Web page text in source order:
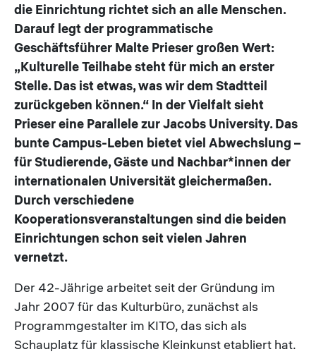
die Einrichtung richtet sich an alle Menschen.
Darauf legt der programmatische
Geschäftsführer Malte Prieser großen Wert:
„Kulturelle Teilhabe steht für mich an erster
Stelle. Das ist etwas, was wir dem Stadtteil
zurückgeben können.“ In der Vielfalt sieht
Prieser eine Parallele zur Jacobs University. Das
bunte Campus-Leben bietet viel Abwechslung –
für Studierende, Gäste und Nachbar*innen der
internationalen Universität gleichermaßen.
Durch verschiedene
Kooperationsveranstaltungen sind die beiden
Einrichtungen schon seit vielen Jahren
vernetzt.
Der 42-Jährige arbeitet seit der Gründung im
Jahr 2007 für das Kulturbüro, zunächst als
Programmgestalter im KITO, das sich als
Schauplatz für klassische Kleinkunst etabliert hat.